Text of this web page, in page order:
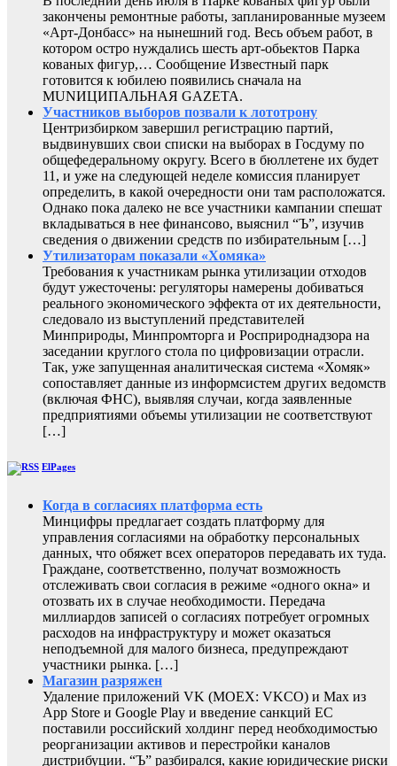
закончены ремонтные работы, запланированные музеем
«Арт-Донбасс» на нынешний год. Весь объем работ, в
котором остро нуждались шесть арт-обьектов Парка
кованых фигур,… Сообщение Известный парк
готовится к юбилею появились сначала на
MUNИЦИПАЛЬНАЯ GAZЕТА.
Участников выборов позвали к лототрону
Центризбирком завершил регистрацию партий,
выдвинувших свои списки на выборах в Госдуму по
общефедеральному округу. Всего в бюллетене их будет
11, и уже на следующей неделе комиссия планирует
определить, в какой очередности они там расположатся.
Однако пока далеко не все участники кампании спешат
вкладываться в нее финансово, выяснил “Ъ”, изучив
сведения о движении средств по избирательным […]
Утилизаторам показали «Хомяка»
Требования к участникам рынка утилизации отходов
будут ужесточены: регуляторы намерены добиваться
реального экономического эффекта от их деятельности,
следовало из выступлений представителей
Минприроды, Минпромторга и Росприроднадзора на
заседании круглого стола по цифровизации отрасли.
Так, уже запущенная аналитическая система «Хомяк»
сопоставляет данные из информсистем других ведомств
(включая ФНС), выявляя случаи, когда заявленные
предприятиями объемы утилизации не соответствуют
[…]
ElPages
Когда в согласиях платформа есть
Минцифры предлагает создать платформу для
управления согласиями на обработку персональных
данных, что обяжет всех операторов передавать их туда.
Граждане, соответственно, получат возможность
отслеживать свои согласия в режиме «одного окна» и
отозвать их в случае необходимости. Передача
миллиардов записей о согласиях потребует огромных
расходов на инфраструктуру и может оказаться
неподъемной для малого бизнеса, предупреждают
участники рынка. […]
Магазин разряжен
Удаление приложений VK (MOEX: VKCO) и Max из
App Store и Google Play и введение санкций ЕС
поставили российский холдинг перед необходимостью
реорганизации активов и перестройки каналов
дистрибуции. “Ъ” разбирался, какие юридические риски